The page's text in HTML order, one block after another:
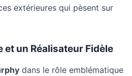
extérieures qui pèsent sur
et un Réalisateur Fidèle
dans le rôle emblématique